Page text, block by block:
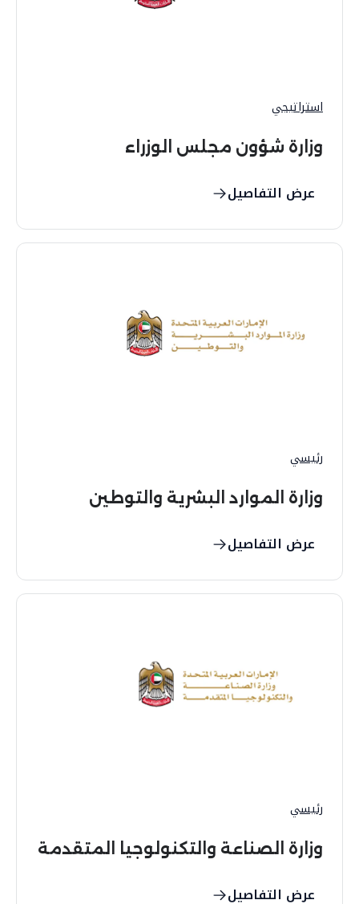
استراتيجي
وزارة شؤون مجلس الوزراء
عرض التفاصيل
رئيسي
وزارة الموارد البشرية والتوطين
عرض التفاصيل
رئيسي
وزارة الصناعة والتكنولوجيا المتقدمة
عرض التفاصيل